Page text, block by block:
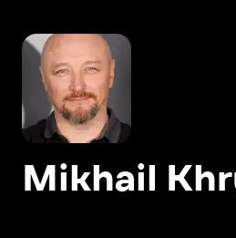
Mikhail